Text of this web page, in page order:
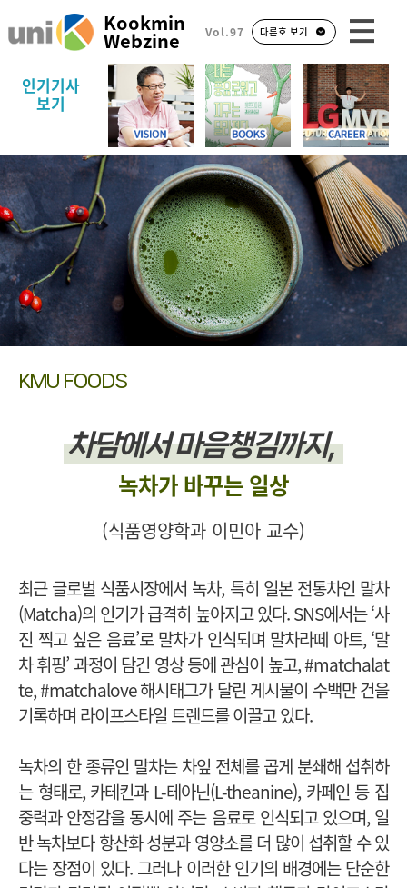
Kookmin
Webzine
Vol.97 다른호 보기
인기기사
보기
KMU FOODS
차담에서 마음챙김까지,
녹차가 바꾸는 일상
(식품영양학과 이민아 교수)
최근 글로벌 식품시장에서 녹차, 특히 일본 전통차인 말차
(Matcha)의 인기가 급격히 높아지고 있다. SNS에서는 ‘사
진 찍고 싶은 음료’로 말차가 인식되며 말차라떼 아트, ‘말
차 휘핑’ 과정이 담긴 영상 등에 관심이 높고, #matchalat
te, #matchalove 해시태그가 달린 게시물이 수백만 건을
기록하며 라이프스타일 트렌드를 이끌고 있다.
녹차의 한 종류인 말차는 차잎 전체를 곱게 분쇄해 섭취하
는 형태로, 카테킨과 L-테아닌(L-theanine), 카페인 등 집
중력과 안정감을 동시에 주는 음료로 인식되고 있으며, 일
반 녹차보다 항산화 성분과 영양소를 더 많이 섭취할 수 있
다는 장점이 있다. 그러나 이러한 인기의 배경에는 단순한